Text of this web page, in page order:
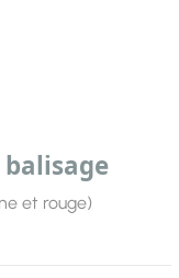
et rouge)